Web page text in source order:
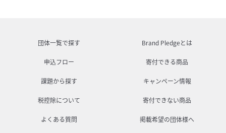
団体一覧で探す Brand Pledgeとは
申込フロー 寄付できる商品
課題から探す キャンペーン情報
税控除について 寄付できない商品
よくある質問 掲載希望の団体様へ